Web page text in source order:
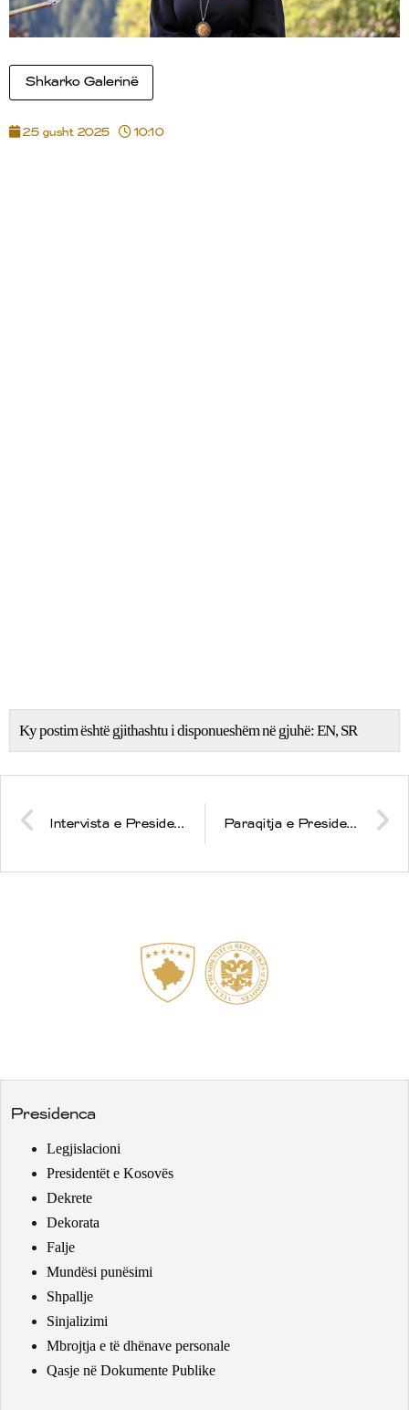
Shkarko Galerinë
25 gusht 2025 10:10
Ky postim është gjithashtu i disponueshëm në gjuhë:EN SR
Intervista e Presidentes Osmani me Columbia University’s Perspectives on Peace Paraqitja e Presidentes Vjosa Osmani në programin Fox and Friends në FOX News
Presidenca
Legjislacioni
Presidentët e Kosovës
Dekrete
Dekorata
Falje
Mundësi punësimi
Shpallje
Sinjalizimi
Mbrojtja e të dhënave personale
Qasje në Dokumente Publike